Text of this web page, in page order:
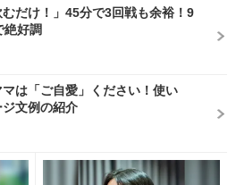
むだけ！」45分で3回戦も余裕！9
絶好調
は「ご自愛」ください！使い
文例の紹介